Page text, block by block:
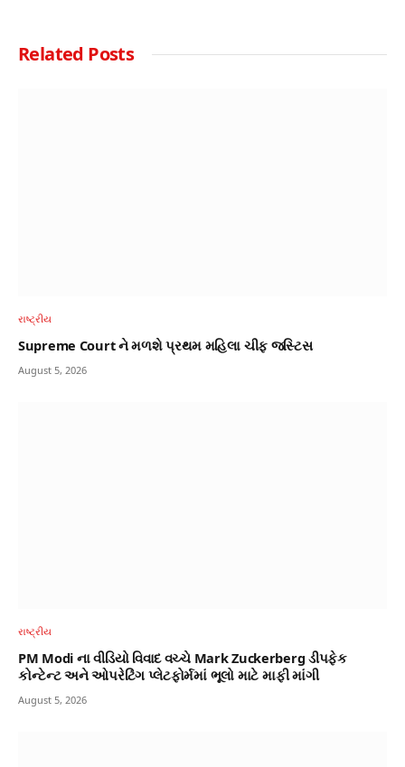
Related Posts
રાષ્ટ્રીય
Supreme Court ને મળશે પ્રથમ મહિલા ચીફ જસ્ટિસ
August 5, 2026
રાષ્ટ્રીય
PM Modi ના વીડિયો વિવાદ વચ્ચે Mark Zuckerberg ડીપફેક
કોન્ટેન્ટ અને ઓપરેટિંગ પ્લેટફોર્મમાં ભૂલો માટે માફી માંગી
August 5, 2026